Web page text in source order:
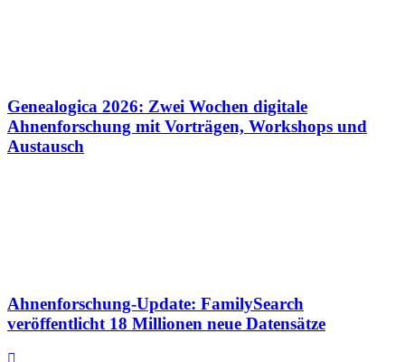
Genealogica 2026: Zwei Wochen digitale
Ahnenforschung mit Vorträgen, Workshops und
Austausch
Ahnenforschung-Update: FamilySearch
veröffentlicht 18 Millionen neue Datensätze